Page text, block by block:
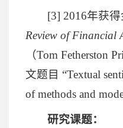
[3] 2016年获得
Review of Financial
（Tom Fetherston
文题目 “Textual
of methods and
研究课题：